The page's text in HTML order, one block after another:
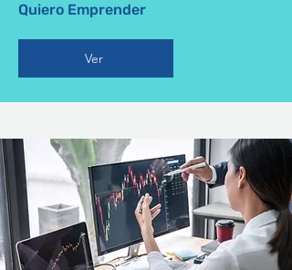
Quiero Emprender
Ver